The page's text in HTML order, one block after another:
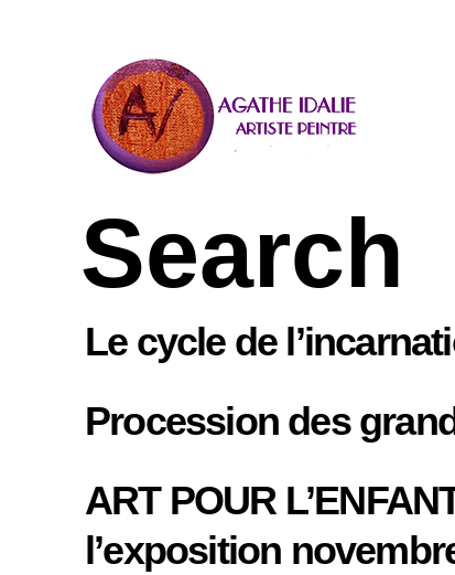
Search
Le cycle de
Procession des
ART POUR
l’exposition